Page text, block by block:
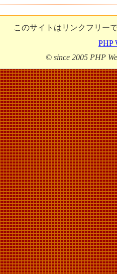
このサイトはリンクフリー
PHP
© since 2005 PHP